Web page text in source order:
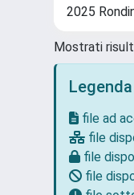
2025
Mostrati
file ad
file
file
file